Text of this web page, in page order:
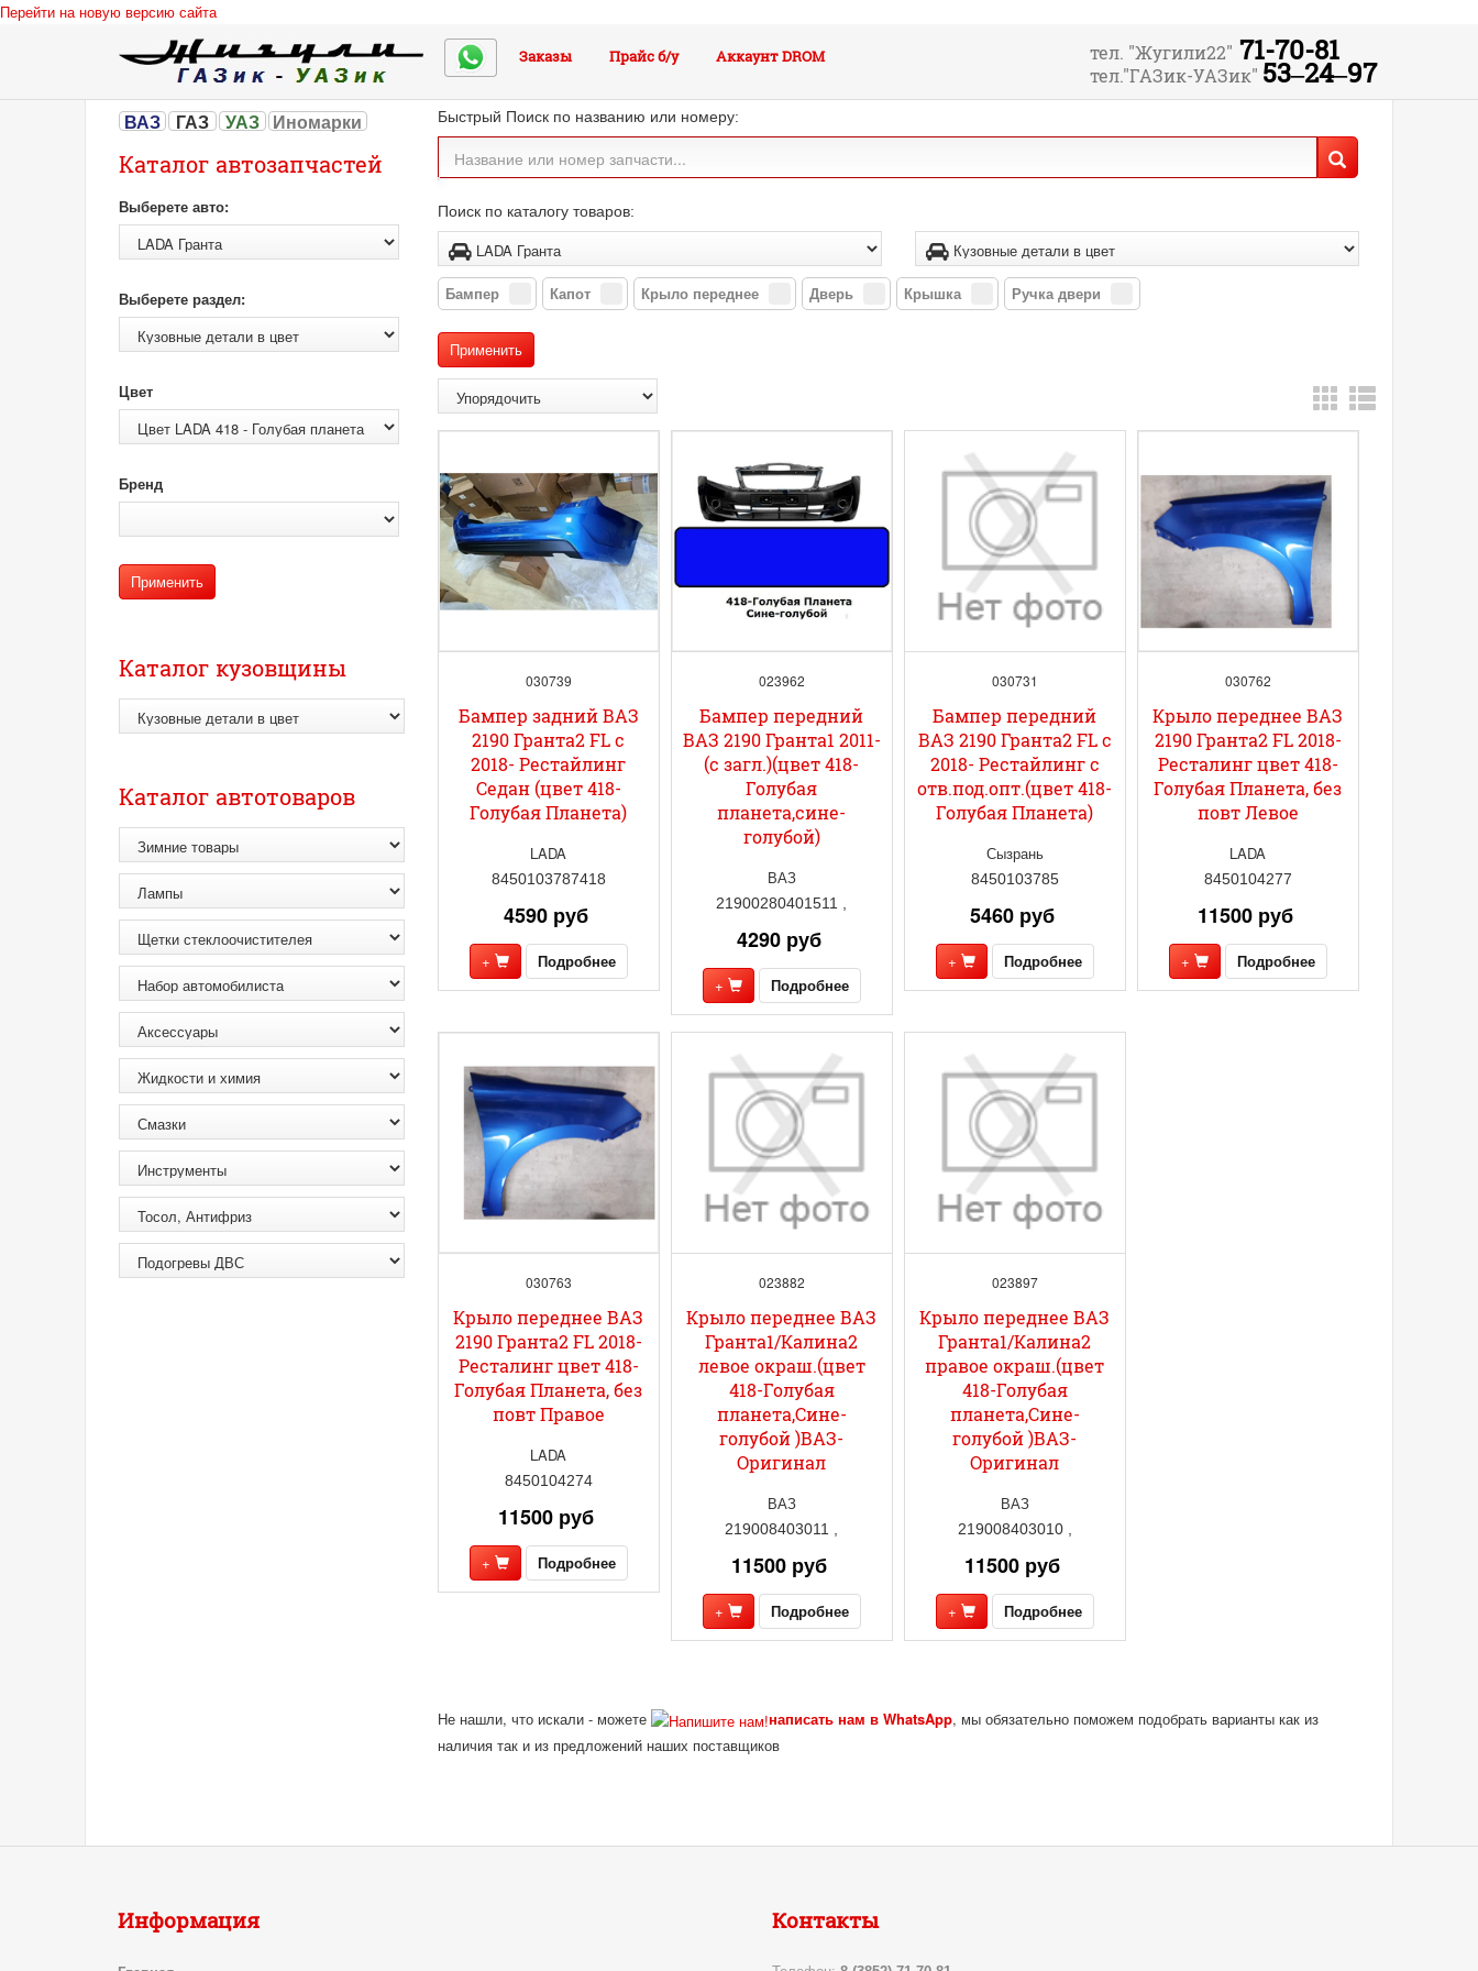
Перейти на новую версию сайта
Заказы Прайс б/у Аккаунт DROM тел. "Жугили22" 71-70-81
тел."ГАЗик-УАЗик" 53‒24‒97
ВАЗ ГАЗ УАЗ Иномарки
Каталог автозапчастей
Выберете авто:
Выберете раздел:
Цвет
Бренд
Каталог кузовщины
Каталог автотоваров
Быстрый Поиск по названию или номеру:
Поиск по каталогу товаров:
Бампер Капот Крыло переднее Дверь Крышка Ручка двери
030739
Бампер задний ВАЗ
2190 Гранта2 FL с
2018- Рестайлинг
Седан (цвет 418-
Голубая Планета)
LADA
8450103787418
4590 руб
+ Подробнее
023962
Бампер передний
ВАЗ 2190 Гранта1 2011-
(с загл.)(цвет 418-
Голубая
планета,сине-
голубой)
ВАЗ
21900280401511 ,
4290 руб
+ Подробнее
030731
Бампер передний
ВАЗ 2190 Гранта2 FL с
2018- Рестайлинг с
отв.под.опт.(цвет 418-
Голубая Планета)
Сызрань
8450103785
5460 руб
+ Подробнее
030762
Крыло переднее ВАЗ
2190 Гранта2 FL 2018-
Ресталинг цвет 418-
Голубая Планета, без
повт Левое
LADA
8450104277
11500 руб
+ Подробнее
030763
Крыло переднее ВАЗ
2190 Гранта2 FL 2018-
Ресталинг цвет 418-
Голубая Планета, без
повт Правое
LADA
8450104274
11500 руб
+ Подробнее
023882
Крыло переднее ВАЗ
Гранта1/Калина2
левое окраш.(цвет
418-Голубая
планета,Сине-
голубой )ВАЗ-
Оригинал
ВАЗ
219008403011 ,
11500 руб
+ Подробнее
023897
Крыло переднее ВАЗ
Гранта1/Калина2
правое окраш.(цвет
418-Голубая
планета,Сине-
голубой )ВАЗ-
Оригинал
ВАЗ
219008403010 ,
11500 руб
+ Подробнее
Не нашли, что искали - можете написать нам в WhatsApp, мы обязательно поможем подобрать варианты как из
наличия так и из предложений наших поставщиков
Информация Контакты